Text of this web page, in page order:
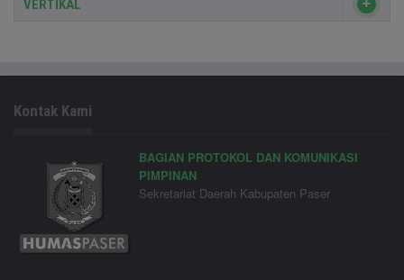
VERTIKAL
Kontak Kami
BAGIAN PROTOKOL DAN KOMUNIKASI
PIMPINAN
Sekretariat Daerah Kabupaten Paser